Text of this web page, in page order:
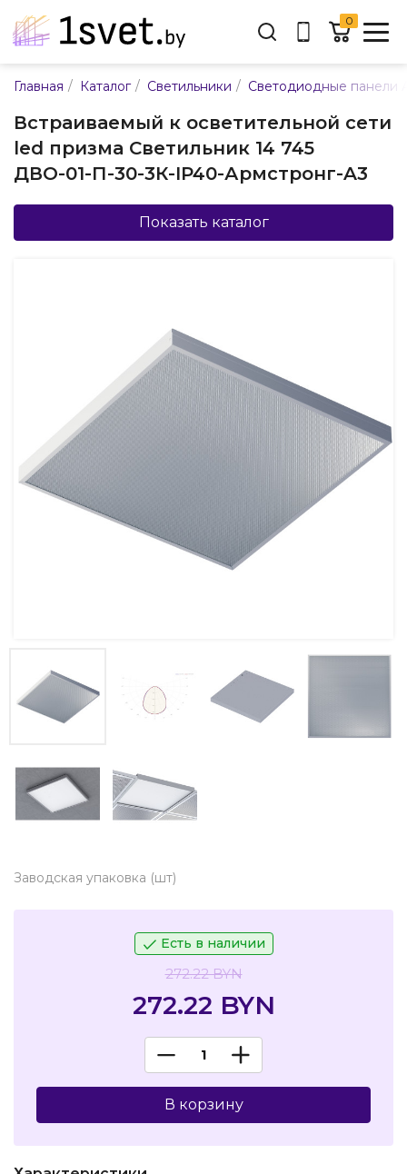
Адрес:
ул. Каменногорская, 45
Время работы:
Пн-пт с 9:00 до 17:30
E-mail:
+375(29) 361-04-00
0
Главная / Каталог / Светильники / Светодиодные панели
Встраиваемый к осветительной сети
led призма Светильник 14 745
ДВО-01-П-30-3К-IP40-Армстронг-A3
Показать каталог
Заводская упаковка (шт)
Есть в наличии
272.22 BYN
272.22 BYN
В корзину